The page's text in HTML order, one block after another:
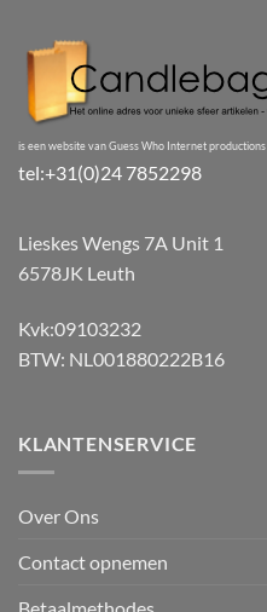
is een website van Guess Who Internet productions
tel:+31(0)24 7852298
Lieskes Wengs 7A Unit 1
6578JK Leuth
Kvk:09103232
BTW: NL001880222B16
KLANTENSERVICE
Over Ons
Contact opnemen